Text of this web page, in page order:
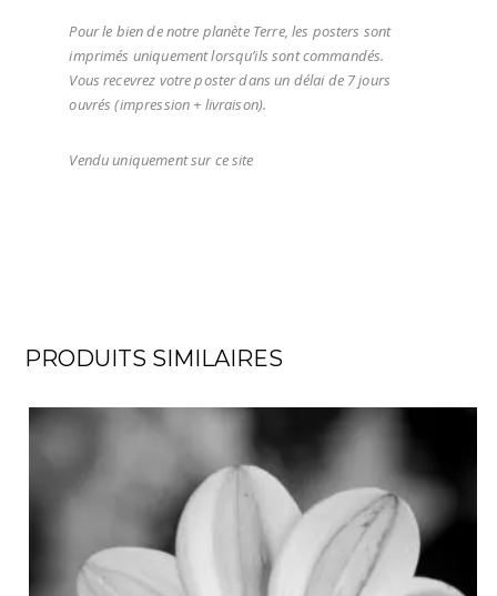
Pour le bien de notre planète Terre, les posters sont
imprimés uniquement lorsqu’ils sont commandés.
Vous recevrez votre poster dans un délai de 7 jours
ouvrés (impression + livraison).
Vendu uniquement sur ce site
PRODUITS SIMILAIRES